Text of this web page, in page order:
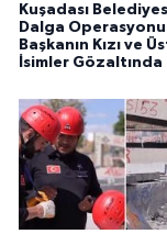
Kuşadası
Dalga
Başkanın Kızı ve
İsimler Gözaltında